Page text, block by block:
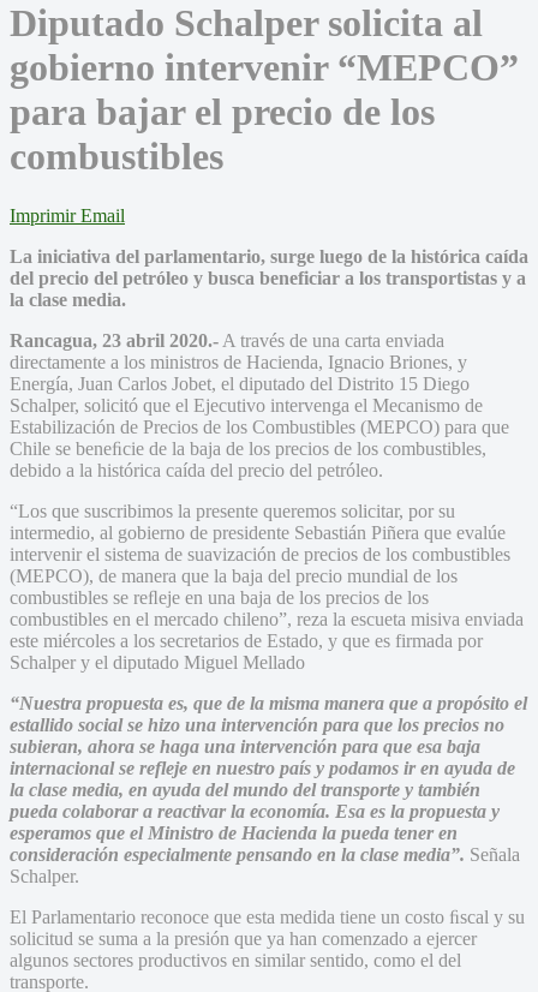
Diputado Schalper solicita al
gobierno intervenir “MEPCO”
para bajar el precio de los
combustibles
Imprimir Email
La iniciativa del parlamentario, surge luego de la histórica caída
del precio del petróleo y busca beneficiar a los transportistas y a
la clase media.
Rancagua, 23 abril 2020.- A través de una carta enviada
directamente a los ministros de Hacienda, Ignacio Briones, y
Energía, Juan Carlos Jobet, el diputado del Distrito 15 Diego
Schalper, solicitó que el Ejecutivo intervenga el Mecanismo de
Estabilización de Precios de los Combustibles (MEPCO) para que
Chile se beneﬁcie de la baja de los precios de los combustibles,
debido a la histórica caída del precio del petróleo.
“Los que suscribimos la presente queremos solicitar, por su
intermedio, al gobierno de presidente Sebastián Piñera que evalúe
intervenir el sistema de suavización de precios de los combustibles
(MEPCO), de manera que la baja del precio mundial de los
combustibles se reﬂeje en una baja de los precios de los
combustibles en el mercado chileno”, reza la escueta misiva enviada
este miércoles a los secretarios de Estado, y que es firmada por
Schalper y el diputado Miguel Mellado
“Nuestra propuesta es, que de la misma manera que a propósito el
estallido social se hizo una intervención para que los precios no
subieran, ahora se haga una intervención para que esa baja
internacional se refleje en nuestro país y podamos ir en ayuda de
la clase media, en ayuda del mundo del transporte y también
pueda colaborar a reactivar la economía. Esa es la propuesta y
esperamos que el Ministro de Hacienda la pueda tener en
consideración especialmente pensando en la clase media”. Señala
Schalper.
El Parlamentario reconoce que esta medida tiene un costo ﬁscal y su
solicitud se suma a la presión que ya han comenzado a ejercer
algunos sectores productivos en similar sentido, como el del
transporte.